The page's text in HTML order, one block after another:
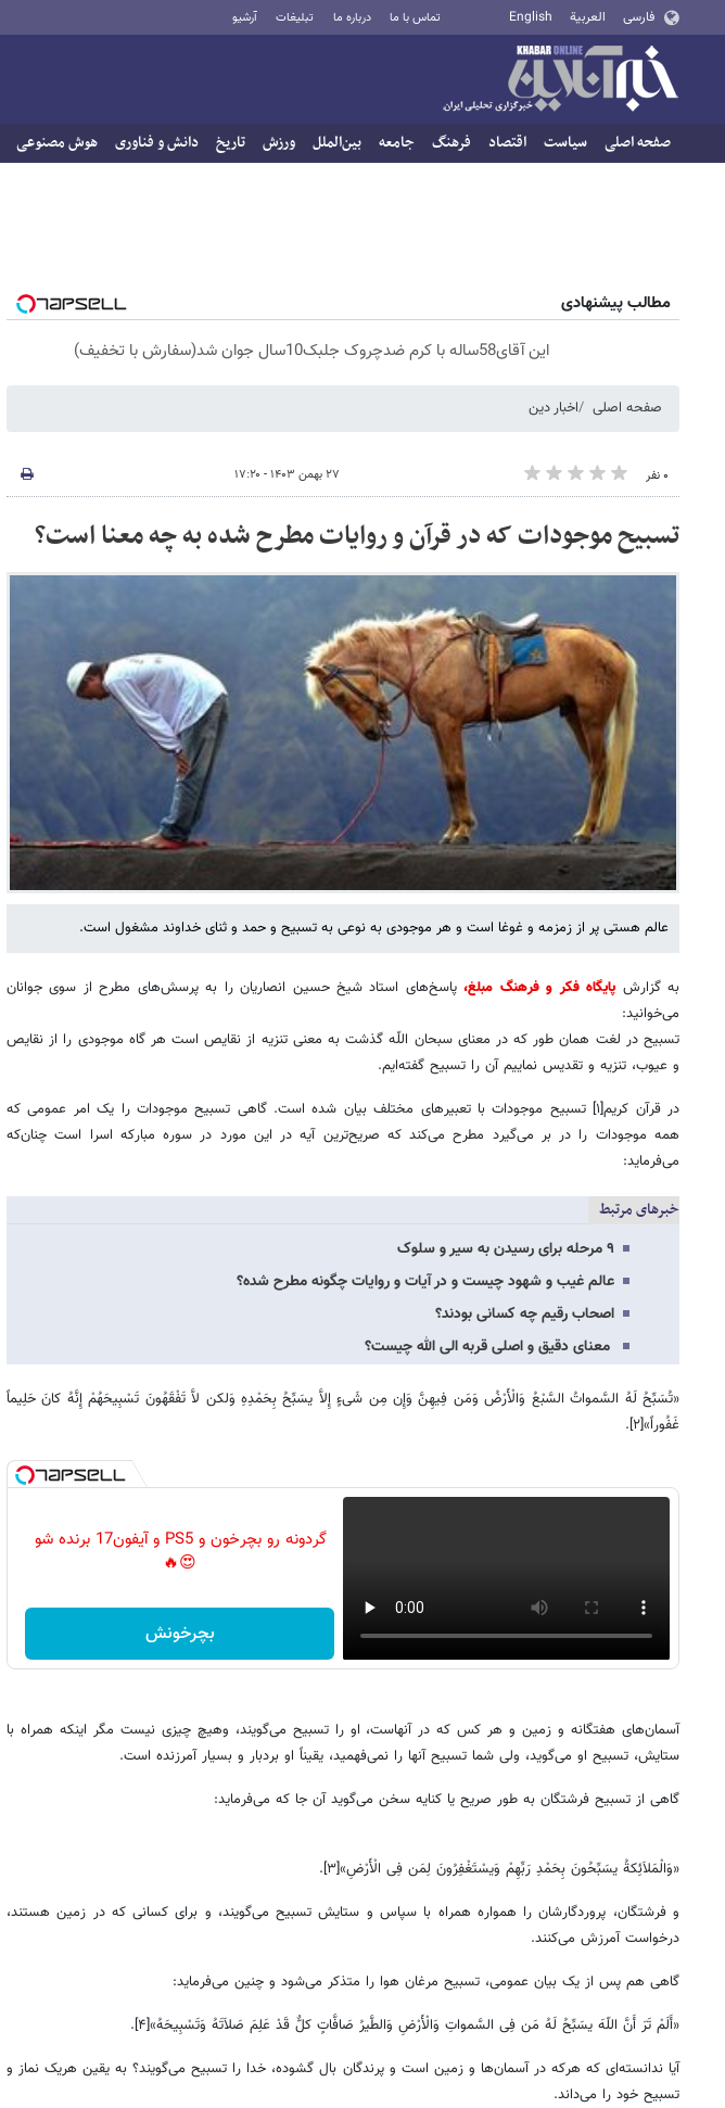
فارسی العربية English تماس با ما درباره ما تبلیغات آرشیو
صفحه اصلی سیاست اقتصاد فرهنگ جامعه بین‌الملل ورزش تاریخ دانش و فناوری هوش مصنوعی
مطالب پیشنهادی
این آقای58ساله با کرم ضدچروک جلبک10سال جوان شد(سفارش با تخفیف)
صفحه اصلی اخبار دین
۰ نفر ۲۷ بهمن ۱۴۰۳ - ۱۷:۲۰
تسبیح موجودات که در قرآن و روایات مطرح شده به چه معنا است؟
عالم هستی پر از زمزمه و غوغا است و هر موجودی به نوعی به تسبیح و حمد و ثنای خداوند مشغول است.
به گزارش پایگاه فکر و فرهنگ مبلغ،پاسخ‌های استاد شیخ حسین انصاریان را به پرسش‌های مطرح از سوی جوانان
می‌خوانید:
تسبیح در لغت همان طور که در معنای سبحان اللّه گذشت به معنی تنزیه از نقایص است هر گاه موجودی را از نقایص
و عیوب، تنزیه و تقدیس نماییم آن را تسبیح گفته‌ایم.
در قرآن کریم[۱] تسبیح موجودات با تعبیرهای مختلف بیان شده است. گاهی تسبیح موجودات را یک امر عمومی که
همه موجودات را در بر می‌گیرد مطرح می‌کند که صریح‌ترین آیه در این مورد در سوره مبارکه اسرا است چنان‌که
می‌فرماید:
خبرهای مرتبط
۹ مرحله برای رسیدن به سیر و سلوک
عالم غیب و شهود چیست و در آیات و روایات چگونه مطرح شده؟
اصحاب‌ رقیم‌ چه‌ کسانی‌ بودند؟
معنای دقیق و اصلی قربه الی الله چیست؟
«تُسَبِّحُ لَهُ السَّمواتُ السَّبْعُ وَالْأَرْضُ وَمَن فِیهِنَّ وَإِن مِن شَیءٍ إِلاَّ یسَبِّحُ بِحَمْدِهِ وَلکن لاَّ تَفْقَهُونَ تَسْبِیحَهُمْ إِنَّهُ کانَ حَلِیماً
غَفُوراً»[۲].
گردونه رو بچرخون و PS5 و آیفون17 برنده شو
😍🔥
بچرخونش
آسمان‌های هفتگانه و زمین و هر کس که در آنهاست، او را تسبیح می‌گویند، وهیچ چیزی نیست مگر اینکه همراه با
ستایش، تسبیح او می‌گوید، ولی شما تسبیح آنها را نمی‌فهمید، یقیناً او بردبار و بسیار آمرزنده است.
گاهی از تسبیح فرشتگان به طور صریح یا کنایه سخن می‌گوید آن جا که می‌فرماید:
«وَالْمَلاَئِکةُ یسَبِّحُونَ بِحَمْدِ رَبِّهِمْ وَیسْتَغْفِرُونَ لِمَن فِی الْأَرْضِ»[۳].
و فرشتگان، پروردگارشان را همواره همراه با سپاس و ستایش تسبیح می‌گویند، و برای کسانی که در زمین هستند،
درخواست آمرزش می‌کنند.
گاهی هم پس از یک بیان عمومی، تسبیح مرغان هوا را متذکر می‌شود و چنین می‌فرماید:
«أَلَمْ تَرَ أَنَّ اللّهَ یسَبِّحُ لَهُ مَن فِی السَّمواتِ وَالْأَرْضِ وَالطَّیرُ صَافَّاتٍ کلٌّ قَدْ عَلِمَ صَلاَتَهُ وَتَسْبِیحَهُ»[۴].
آیا ندانسته‌ای که هرکه در آسمان‌ها و زمین است و پرندگان بال گشوده، خدا را تسبیح می‌گویند؟ به یقین هریک نماز و
تسبیح خود را می‌داند.